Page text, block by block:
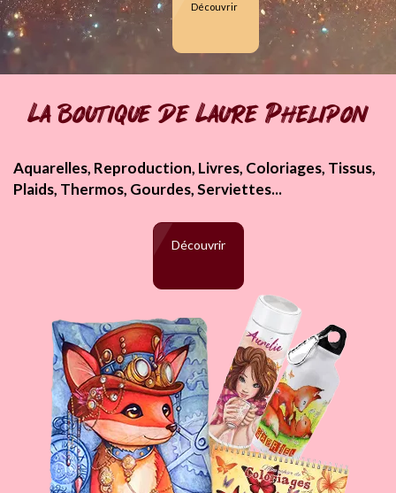
Découvrir
La boutique de Laure Phelipon
Aquarelles, Reproduction, Livres, Coloriages, Tissus,
Plaids, Thermos, Gourdes, Serviettes...
Découvrir